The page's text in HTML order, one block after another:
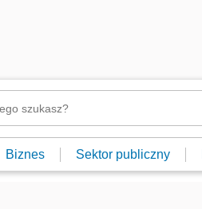
Biznes Sektor publiczny